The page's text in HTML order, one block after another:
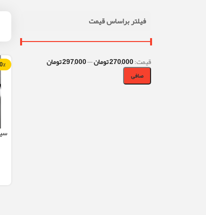
فیلتر براساس قیمت
صافی
قيمت:270,000 تومان —297,000 تومان